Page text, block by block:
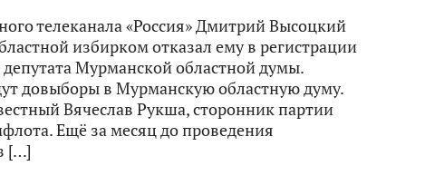
телеканала «Россия» Дмитрий Высоцкий
избирком отказал ему в регистрации
депутата Мурманской областной думы.
довыборы в Мурманскую областную думу.
Вячеслав Рукша, сторонник партии
Ещё за месяц до проведения
[…]